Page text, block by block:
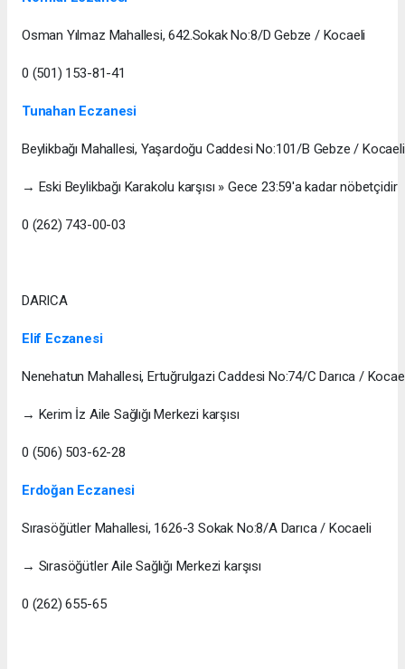
Osman Yılmaz Mahallesi, 642.Sokak No:8/D Gebze / Kocaeli
0 (501) 153-81-41
Tunahan Eczanesi
Beylikbağı Mahallesi, Yaşardoğu Caddesi No:101/B Gebze / Kocaeli
→ Eski Beylikbağı Karakolu karşısı » Gece 23:59'a kadar nöbetçidir
0 (262) 743-00-03
DARICA
Elif Eczanesi
Nenehatun Mahallesi, Ertuğrulgazi Caddesi No:74/C Darıca /
→ Kerim İz Aile Sağlığı Merkezi karşısı
0 (506) 503-62-28
Erdoğan Eczanesi
Sırasöğütler Mahallesi, 1626-3 Sokak No:8/A Darıca / Kocaeli
→ Sırasöğütler Aile Sağlığı Merkezi karşısı
0 (262) 655-65